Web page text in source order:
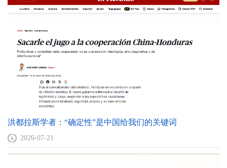
洪都拉斯学者：“确定性”是中国给我们的关键词
2026-07-21